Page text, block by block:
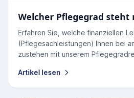
Welcher Pflegegrad steht
Erfahren Sie, welche finanziellen
(Pflegesachleistungen) Ihnen bei
zustehen mit unserem
Artikel lesen